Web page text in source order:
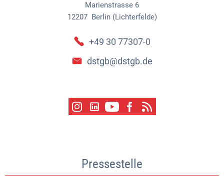
Marienstrasse 6
12207 Berlin (Lichterfelde)
+49 30 77307-0
dstgb@dstgb.de
Pressestelle